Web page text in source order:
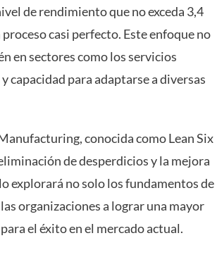
de rendimiento que no exceda 3,4
casi perfecto. Este enfoque no
en sectores como los servicios
capacidad para adaptarse a diversas
conocida como Lean Six
de desperdicios y la mejora
explorará no solo los fundamentos de
organizaciones a lograr una mayor
el éxito en el mercado actual.